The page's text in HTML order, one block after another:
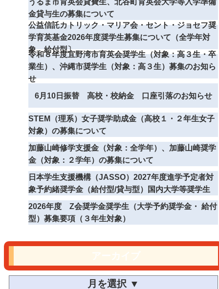
うるま市育英会貸費生、北谷町育英会大学等入学準備
金貸与生の募集について
公益信託カトリック・マリア会・セント・ジョセフ奨
学育英基金2026年度奨学生募集について（全学年対
象 給付型〕
令和８年度宜野湾市育英会奨学生（対象：高３生・卒
業生）、沖縄市奨学生（対象：高３生）募集のお知ら
せ
6月10日振替 高校・校納金 口座引落のお知らせ
STEM（理系）女子奨学助成金（高校１・２年生女子
対象）の募集について
加藤山崎修学支援金（対象：全学年）、加藤山崎奨学
金（対象：２学年）の募集について
日本学生支援機構（JASSO）2027年度進学予定者対
象予約緒奨学金（給付型/貸与型）国内大学等奨学生
2026年度 Z会奨学金奨学生（大学予約奨学金・ 給付
型）募集要項（３年生対象）